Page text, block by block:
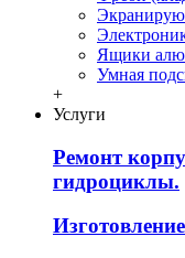
Ящики
Умная
+
Услуги
Ремонт
гидроциклы.